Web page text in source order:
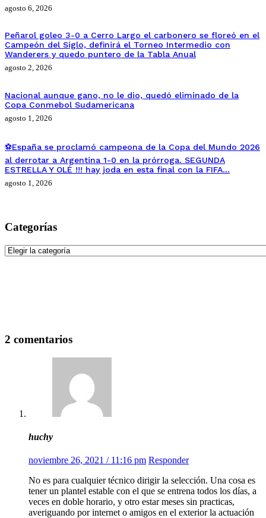
agosto 6, 2026
Peñarol goleo 3-0 a Cerro Largo el carbonero se floreó en el
Campeón del Siglo, definirá el Torneo Intermedio con
Wanderers y quedo puntero de la Tabla Anual
agosto 2, 2026
Nacional aunque gano, no le dio, quedó eliminado de la
Copa Conmebol Sudamericana
agosto 1, 2026
⚽España se proclamó campeona de la Copa del Mundo 2026
al derrotar a Argentina 1-0 en la prórroga. SEGUNDA
ESTRELLA Y OLÉ !!! hay joda en esta final con la FIFA…
agosto 1, 2026
Categorías
Categorías
2 comentarios
huchy
noviembre 26, 2021 / 11:16 pm Responder
No es para cualquier técnico dirigir la selección. Una cosa es
tener un plantel estable con el que se entrena todos los días, a
veces en doble horario, y otro estar meses sin practicas,
averiguando por internet o amigos en el exterior la actuación